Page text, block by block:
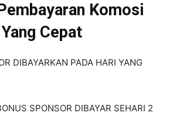
Komosi
Yang Cepat
DIBAYARKAN PADA HARI YANG
SPONSOR DIBAYAR SEHARI 2